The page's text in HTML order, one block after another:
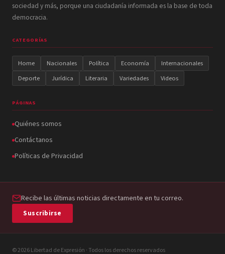
sociedad y más, porque una ciudadanía informada es la base de toda
democracia.
CATEGORÍAS
Home Nacionales Política Economía
Internacionales
Deporte
Jurídica Literaria Variedades Videos
PÁGINAS
Quiénes somos
Contáctanos
Políticas de Privacidad
Recibe las últimas noticias directamente en tu correo.
Suscribirse
© 2026 Libertad de Expresión · Todos los derechos reservados